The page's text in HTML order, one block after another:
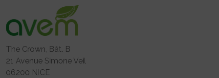
The Crown, Bât. B
21 Avenue Simone Veil
06200 NICE